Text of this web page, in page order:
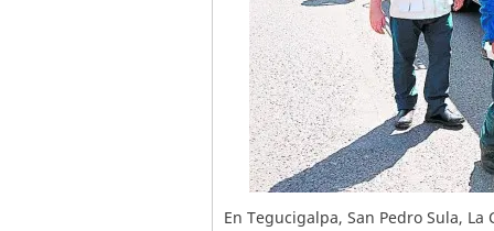
En Tegucigalpa, San Pedro Sula,